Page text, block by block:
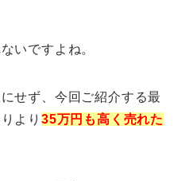
いですよね。
せず、今回ご紹介する最
より 35万円も高く売れた